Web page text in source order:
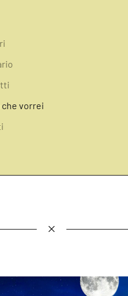
vorrei